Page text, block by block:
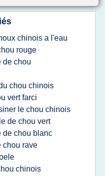
chinois a l'eau
rouge
de chou
chou chinois
vert farci
le chou chinois
de chou vert
de chou blanc
chou rave
chinois